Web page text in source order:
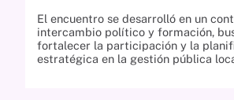
El encuentro se desarrolló en un
intercambio político y formación,
fortalecer la participación y la
estratégica en la gestión pública